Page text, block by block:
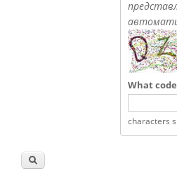
What
characters